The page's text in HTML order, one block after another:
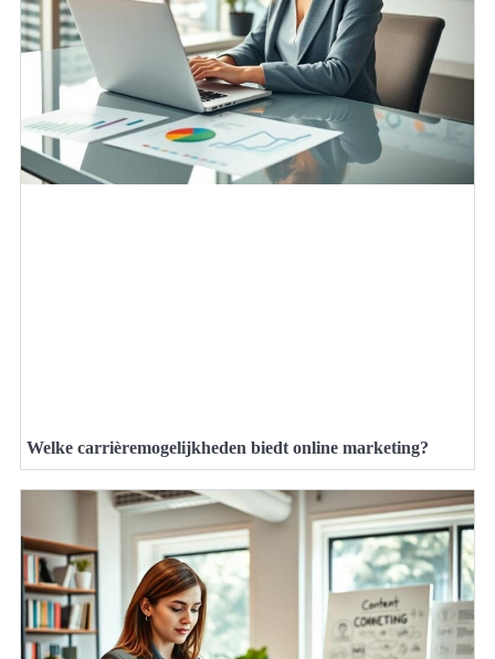
Welke carrièremogelijkheden biedt online marketing?